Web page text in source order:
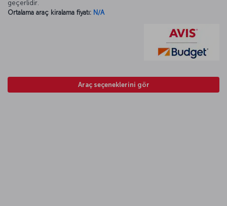
geçerlidir.
Ortalama araç kiralama fiyatı: N/A
Araç seçeneklerini gör